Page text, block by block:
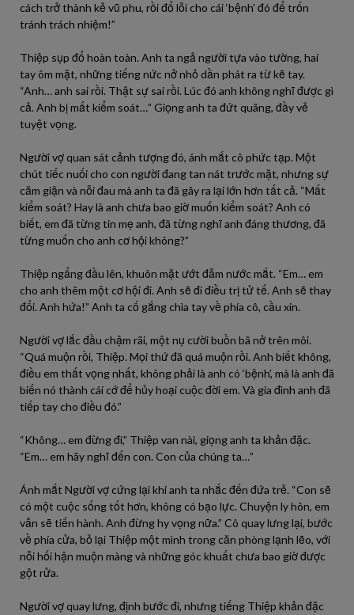
cách trở thành kẻ vũ phu, rồi đổ lỗi cho cái ‘bệnh’ đó để trốn
tránh trách nhiệm!”
Thiệp sụp đổ hoàn toàn. Anh ta ngả người tựa vào tường, hai
tay ôm mặt, những tiếng nức nở nhỏ dần phát ra từ kẽ tay.
“Anh… anh sai rồi. Thật sự sai rồi. Lúc đó anh không nghĩ được gì
cả. Anh bị mất kiểm soát…” Giọng anh ta đứt quãng, đầy vẻ
tuyệt vọng.
Người vợ quan sát cảnh tượng đó, ánh mắt cô phức tạp. Một
chút tiếc nuối cho con người đang tan nát trước mặt, nhưng sự
căm giận và nỗi đau mà anh ta đã gây ra lại lớn hơn tất cả. “Mất
kiểm soát? Hay là anh chưa bao giờ muốn kiểm soát? Anh có
biết, em đã từng tin mẹ anh, đã từng nghĩ anh đáng thương, đã
từng muốn cho anh cơ hội không?”
Thiệp ngẩng đầu lên, khuôn mặt ướt đẫm nước mắt. “Em… em
cho anh thêm một cơ hội đi. Anh sẽ đi điều trị tử tế. Anh sẽ thay
đổi. Anh hứa!” Anh ta cố gắng chìa tay về phía cô, cầu xin.
Người vợ lắc đầu chậm rãi, một nụ cười buồn bã nở trên môi.
“Quá muộn rồi, Thiệp. Mọi thứ đã quá muộn rồi. Anh biết không,
điều em thất vọng nhất, không phải là anh có ‘bệnh’, mà là anh đã
biến nó thành cái cớ để hủy hoại cuộc đời em. Và gia đình anh đã
tiếp tay cho điều đó.”
“Không… em đừng đi,” Thiệp van nài, giọng anh ta khản đặc.
“Em… em hãy nghĩ đến con. Con của chúng ta…”
Ánh mắt Người vợ cứng lại khi anh ta nhắc đến đứa trẻ. “Con sẽ
có một cuộc sống tốt hơn, không có bạo lực. Chuyện ly hôn, em
vẫn sẽ tiến hành. Anh đừng hy vọng nữa.” Cô quay lưng lại, bước
về phía cửa, bỏ lại Thiệp một mình trong căn phòng lạnh lẽo, với
nỗi hối hận muộn màng và những góc khuất chưa bao giờ được
gột rửa.
Người vợ quay lưng, định bước đi, nhưng tiếng Thiệp khản đặc